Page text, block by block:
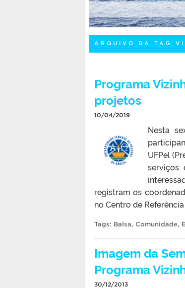
ARQUIVO DA TAG
Programa
projetos
10/04/2019
Nesta
UFPel
serviços
registram os
no Centro de
Tags: Balsa, Comunidade,
Imagem da
Programa
30/12/2013